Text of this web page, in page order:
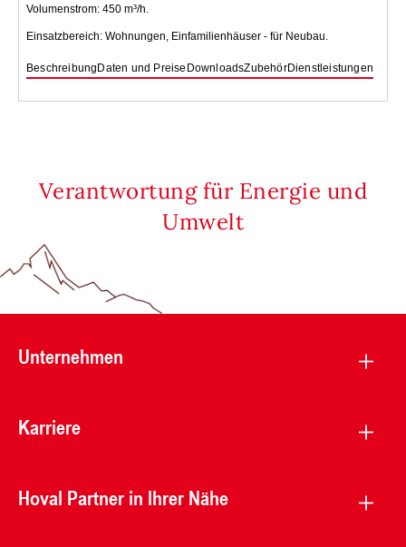
Volumenstrom: 450 m³/h.
Einsatzbereich: Wohnungen, Einfamilienhäuser - für Neubau.
BeschreibungDaten und Preise DownloadsZubehörDienstleistungen
Verantwortung für Energie und
Umwelt
Unternehmen
Karriere
Hoval Partner in Ihrer Nähe